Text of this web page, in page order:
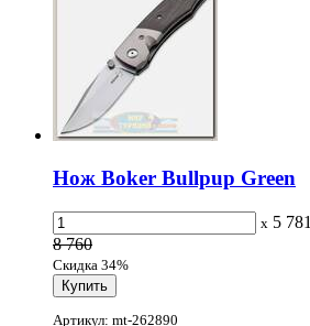
Нож Boker Bullpup Green
x 5 781
8 760
Скидка 34%
Артикул: mt-262890